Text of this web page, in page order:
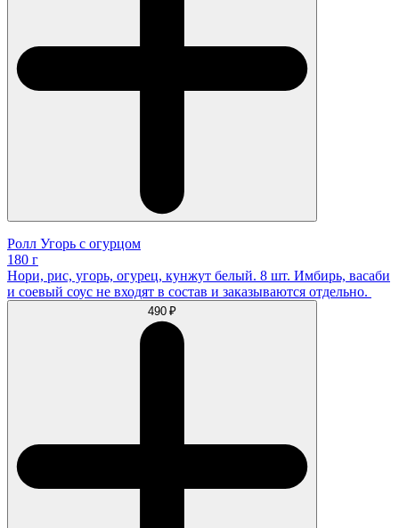
Ролл Угорь с огурцом
180 г
Нори, рис, угорь, огурец, кунжут белый. 8 шт. Имбирь, васаби
и соевый соус не входят в состав и заказываются отдельно.
490 ₽